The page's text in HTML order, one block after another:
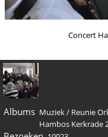
Concert
Albums Muziek/ Reunie
Hambos Kerkrade